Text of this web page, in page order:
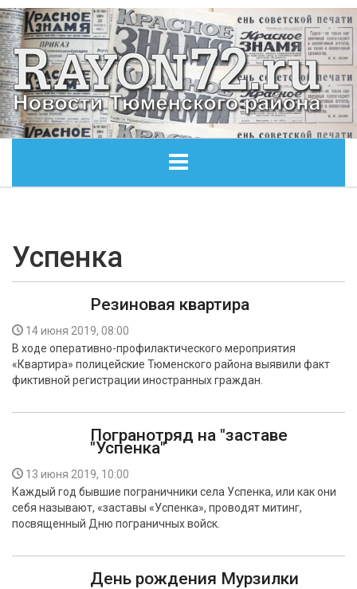
ОБЩЕСТВО
ЭКОНОМИКА
КУЛЬТУРА
БЕЗОПАСНОСТЬ
Успенка
Резиновая квартира
14 июня 2019, 08:00
В ходе оперативно-профилактического мероприятия
«Квартира» полицейские Тюменского района выявили факт
фиктивной регистрации иностранных граждан.
Погранотряд на "заставе
"Успенка"
13 июня 2019, 10:00
Каждый год бывшие пограничники села Успенка, или как они
себя называют, «заставы «Успенка», проводят митинг,
посвященный Дню пограничных войск.
День рождения Мурзилки